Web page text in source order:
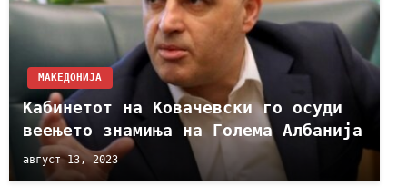
МАКЕДОНИЈА
Кабинетот на Ковачевски го осуди
веењето знамиња на Голема Албанија
август 13, 2023